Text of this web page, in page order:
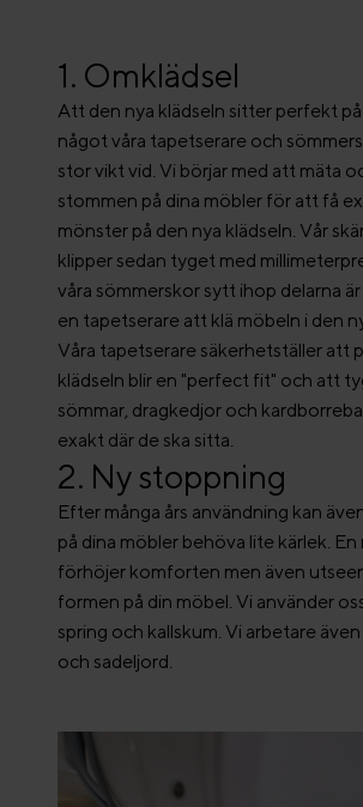
1. Omklädsel
Att den nya klädseln sitter perfekt
något våra tapetserare och
stor vikt vid. Vi börjar med att mäta
stommen på dina möbler för att få
mönster på den nya klädseln. Vår
klipper sedan tyget med
våra sömmerskor sytt ihop delarna
en tapetserare att klä möbeln i den
Våra tapetserare säkerhetställer att
klädseln blir en "perfect fit" och att
sömmar, dragkedjor och
exakt där de ska sitta.
2. Ny stoppning
Efter många års användning kan
på dina möbler behöva lite kärlek.
förhöjer komforten men även
formen på din möbel. Vi använder
spring och kallskum. Vi arbetare
och sadeljord.